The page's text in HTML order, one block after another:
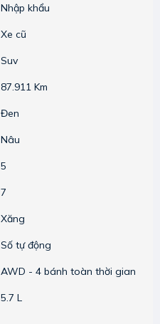
Nhập khẩu
Xe cũ
Suv
87.911 Km
Đen
Nâu
5
7
Xăng
Số tự động
AWD - 4 bánh toàn thời gian
5.7 L